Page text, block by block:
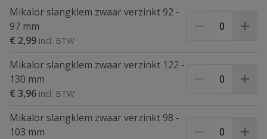
Mikalor slangklem zwaar verzinkt 92 -
97 mm
€ 2,99
Mikalor slangklem zwaar verzinkt 122 -
130 mm
€ 3,96
Mikalor slangklem zwaar verzinkt 98 -
103 mm